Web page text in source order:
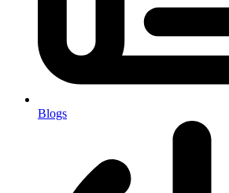
Blogs